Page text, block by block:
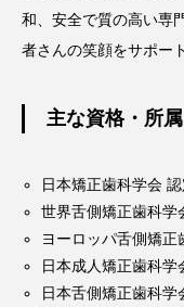
和、安全で質の高い専
者さんの笑顔をサポー
主な資格・所
日本矯正歯科学会
世界舌側矯正歯科学
ヨーロッパ舌側矯正
日本成人矯正歯科学
日本舌側矯正歯科学